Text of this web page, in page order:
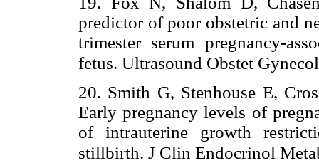
predictor of poor obstetric and
trimester serum pregnancy-
fetus. Ultrasound Obstet
20. Smith G, Stenhouse E,
Early pregnancy levels of
of intrauterine growth
stillbirth. J Clin Endocrinol